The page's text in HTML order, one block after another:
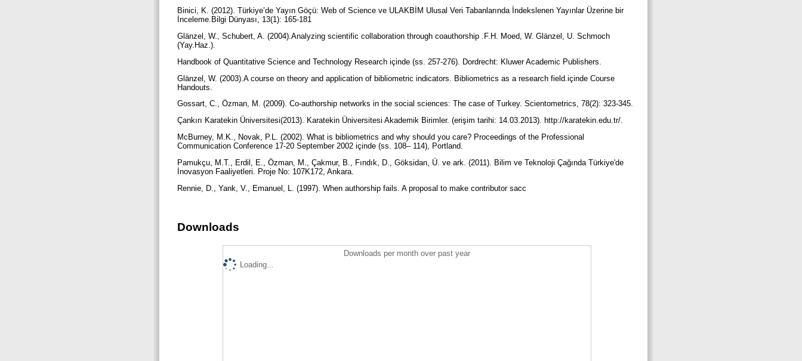
Binici, K. (2012). Türkiye’de Yayın Göçü: Web of Science ve ULAKBİM Ulusal Veri Tabanlarında İndekslenen Yayınlar Üzerine bir
İnceleme.Bilgi Dünyası, 13(1): 165-181
Glänzel, W., Schubert, A. (2004).Analyzing scientific collaboration through coauthorship .F.H. Moed, W. Glänzel, U. Schmoch
(Yay.Haz.).
Handbook of Quantitative Science and Technology Research içinde (ss. 257-276). Dordrecht: Kluwer Academic Publishers.
Glänzel, W. (2003).A course on theory and application of bibliometric indicators. Bibliometrics as a research field.içinde Course
Handouts.
Gossart, C., Özman, M. (2009). Co-authorship networks in the social sciences: The case of Turkey. Scientometrics, 78(2): 323-345.
Çankırı Karatekin Üniversitesi(2013). Karatekin Üniversitesi Akademik Birimler. (erişim tarihi: 14.03.2013). http://karatekin.edu.tr/.
McBurney, M.K., Novak, P.L. (2002). What is bibliometrics and why should you care? Proceedings of the Professional
Communication Conference 17-20 September 2002 içinde (ss. 108– 114), Portland.
Pamukçu, M.T., Erdil, E., Özman, M., Çakmur, B., Fındık, D., Göksidan, Ü. ve ark. (2011). Bilim ve Teknoloji Çağında Türkiye'de
İnovasyon Faaliyetleri. Proje No: 107K172, Ankara.
Rennie, D., Yank, V., Emanuel, L. (1997). When authorship fails. A proposal to make contributor sacc
Downloads
Downloads per month over past year
Loading...